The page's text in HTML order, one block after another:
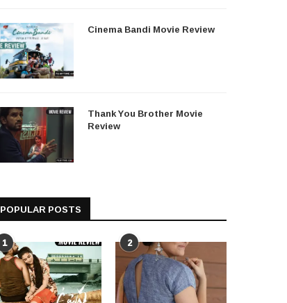
Cinema Bandi Movie Review
Thank You Brother Movie
Review
POPULAR POSTS
1 2